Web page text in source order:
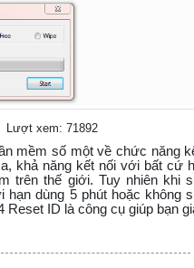
Lượt xem: 71892
mềm số một về chức năng
khả năng kết nối với bất cứ
trên thế giới. Tuy nhiên khi
hạn dùng 5 phút hoặc không
ID là công cụ giúp bạn